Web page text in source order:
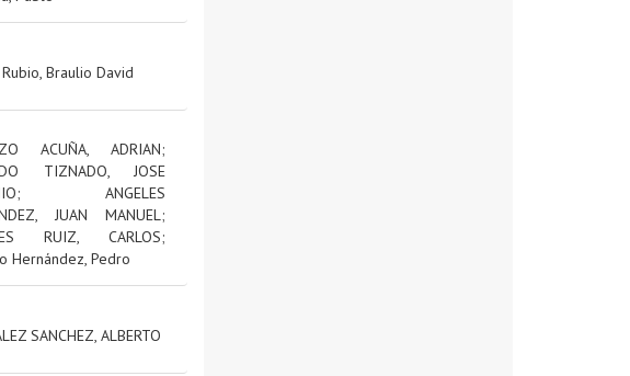
Braulio David
ACUÑA, ADRIAN;
TIZNADO, JOSE
; ANGELES
JUAN MANUEL;
RUIZ, CARLOS;
Hernández, Pedro
SANCHEZ, ALBERTO